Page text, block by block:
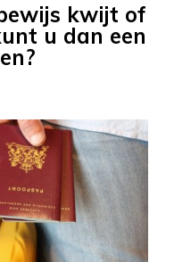
kwijt of
u dan een